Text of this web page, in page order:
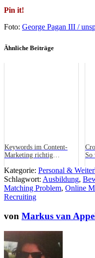
Pin it!
Foto: George Pagan III /
Ähnliche Beiträge
Keywords im Content-
Marketing richtig
So
Kategorie: Personal &
Schlagwort: Ausbildung,
Matching Problem, Online
Recruiting
von Markus van